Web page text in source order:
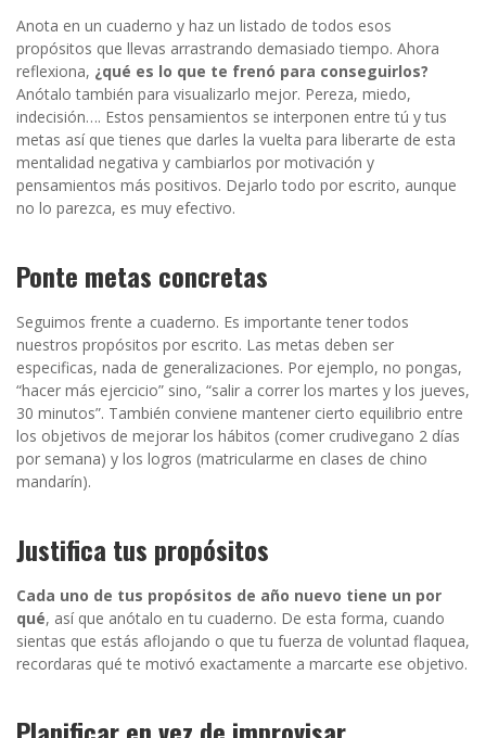
Anota en un cuaderno y haz un listado de todos esos
propósitos que llevas arrastrando demasiado tiempo. Ahora
reflexiona, ¿qué es lo que te frenó para conseguirlos?
Anótalo también para visualizarlo mejor. Pereza, miedo,
indecisión…. Estos pensamientos se interponen entre tú y tus
metas así que tienes que darles la vuelta para liberarte de esta
mentalidad negativa y cambiarlos por motivación y
pensamientos más positivos. Dejarlo todo por escrito, aunque
no lo parezca, es muy efectivo.
Ponte metas concretas
Seguimos frente a cuaderno. Es importante tener todos
nuestros propósitos por escrito. Las metas deben ser
especificas, nada de generalizaciones. Por ejemplo, no pongas,
“hacer más ejercicio” sino, “salir a correr los martes y los jueves,
30 minutos”. También conviene mantener cierto equilibrio entre
los objetivos de mejorar los hábitos (comer crudivegano 2 días
por semana) y los logros (matricularme en clases de chino
mandarín).
Justifica tus propósitos
Cada uno de tus propósitos de año nuevo tiene un por
qué, así que anótalo en tu cuaderno. De esta forma, cuando
sientas que estás aflojando o que tu fuerza de voluntad flaquea,
recordaras qué te motivó exactamente a marcarte ese objetivo.